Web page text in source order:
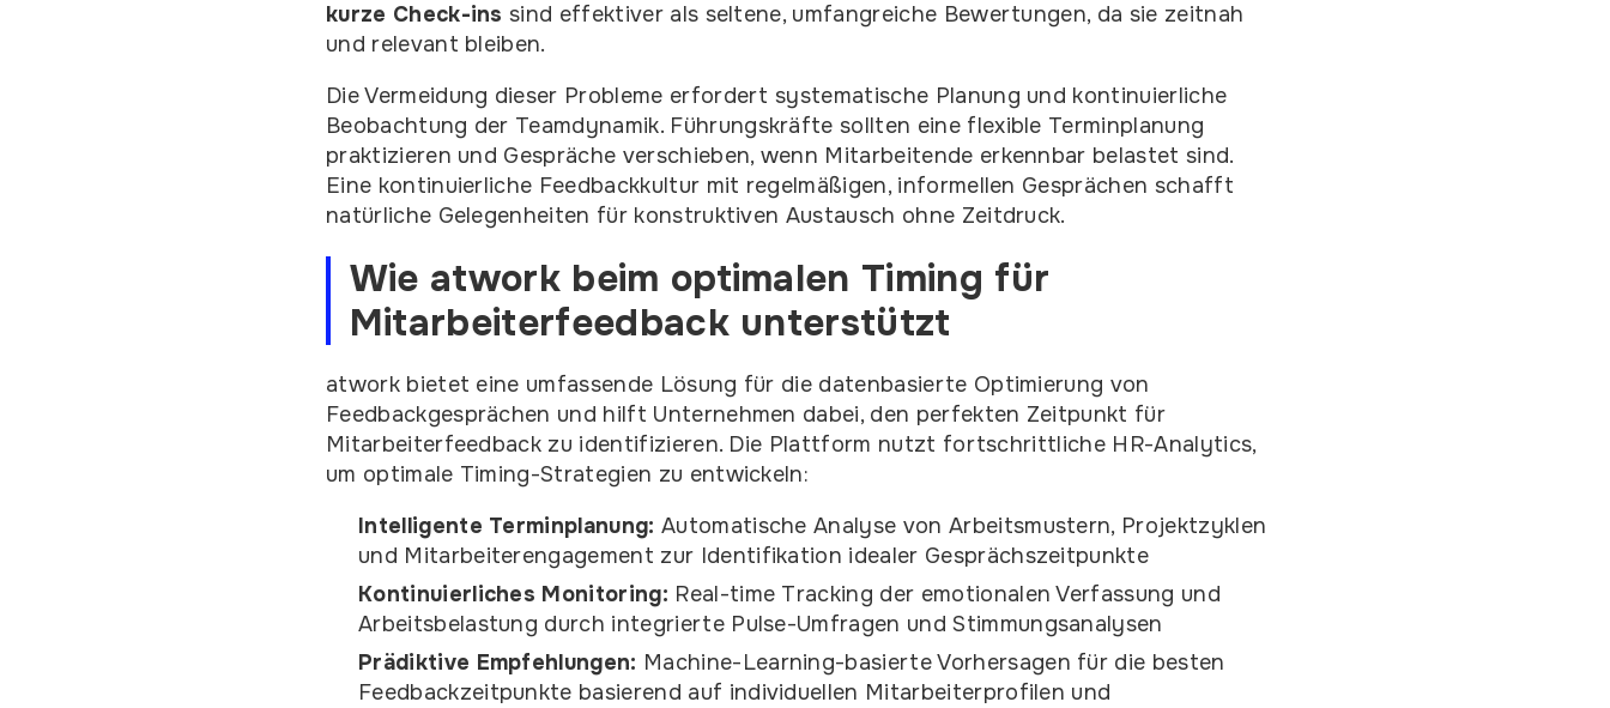
kurze Check-ins sind effektiver als seltene, umfangreiche Bewertungen, da sie zeitnah
und relevant bleiben.
Die Vermeidung dieser Probleme erfordert systematische Planung und kontinuierliche
Beobachtung der Teamdynamik. Führungskräfte sollten eine flexible Terminplanung
praktizieren und Gespräche verschieben, wenn Mitarbeitende erkennbar belastet sind.
Eine kontinuierliche Feedbackkultur mit regelmäßigen, informellen Gesprächen schafft
natürliche Gelegenheiten für konstruktiven Austausch ohne Zeitdruck.
Wie atwork beim optimalen Timing für
Mitarbeiterfeedback unterstützt
atwork bietet eine umfassende Lösung für die datenbasierte Optimierung von
Feedbackgesprächen und hilft Unternehmen dabei, den perfekten Zeitpunkt für
Mitarbeiterfeedback zu identifizieren. Die Plattform nutzt fortschrittliche HR-Analytics,
um optimale Timing-Strategien zu entwickeln:
Intelligente Terminplanung: Automatische Analyse von Arbeitsmustern, Projektzyklen
und Mitarbeiterengagement zur Identifikation idealer Gesprächszeitpunkte
Kontinuierliches Monitoring: Real-time Tracking der emotionalen Verfassung und
Arbeitsbelastung durch integrierte Pulse-Umfragen und Stimmungsanalysen
Prädiktive Empfehlungen: Machine-Learning-basierte Vorhersagen für die besten
Feedbackzeitpunkte basierend auf individuellen Mitarbeiterprofilen und